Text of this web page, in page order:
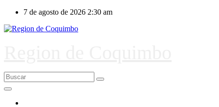
contenido
7 de agosto de 2026 2:30 am